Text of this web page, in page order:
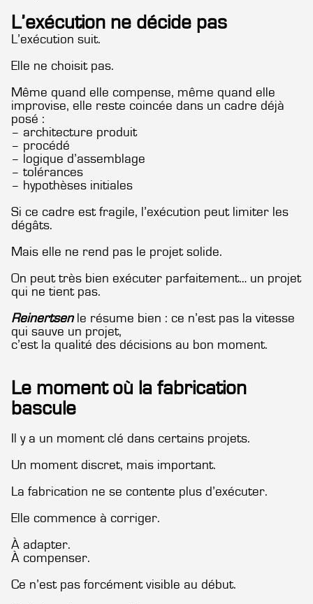
L’exécution ne décide pas
L’exécution suit.
Elle ne choisit pas.
Même quand elle compense, même quand elle
improvise, elle reste coincée dans un cadre déjà
posé :
– architecture produit
– procédé
– logique d’assemblage
– tolérances
– hypothèses initiales
Si ce cadre est fragile, l’exécution peut limiter les
dégâts.
Mais elle ne rend pas le projet solide.
On peut très bien exécuter parfaitement… un projet
qui ne tient pas.
Reinertsenle résume bien : ce n’est pas la vitesse
qui sauve un projet,
c’est la qualité des décisions au bon moment.
Le moment où la fabrication
bascule
Il y a un moment clé dans certains projets.
Un moment discret, mais important.
La fabrication ne se contente plus d’exécuter.
Elle commence à corriger.
À adapter.
À compenser.
Ce n’est pas forcément visible au début.